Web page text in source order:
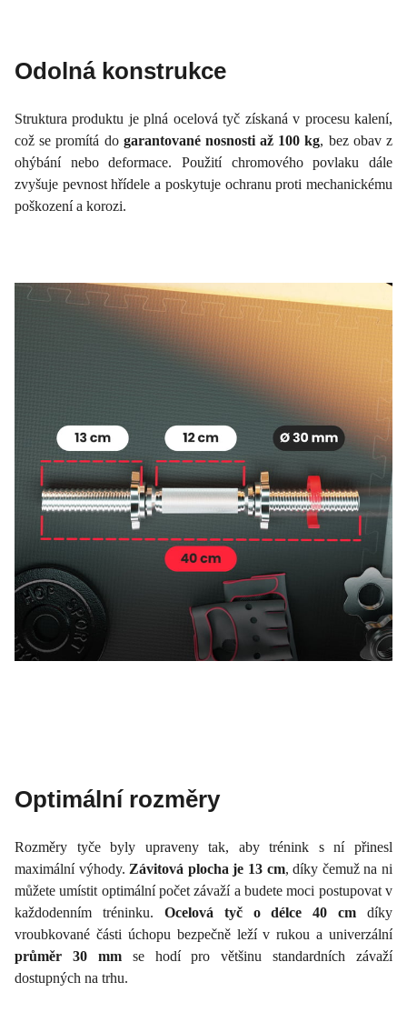
Odolná konstrukce
Struktura produktu je plná ocelová tyč získaná v procesu kalení,
což se promítá dogarantované nosnosti až 100 kg, bez obav z
ohýbání nebo deformace. Použití chromového povlaku dále
zvyšuje pevnost hřídele a poskytuje ochranu proti mechanickému
poškození a korozi.
Optimální rozměry
Rozměry tyče byly upraveny tak, aby trénink s ní přinesl
maximální výhody. Závitová plocha je 13 cm, díky čemuž na ni
můžete umístit optimální počet závaží a budete moci postupovat v
každodenním tréninku. Ocelová tyč o délce 40 cm díky
vroubkované části úchopu bezpečně leží v rukou a univerzální
průměr 30 mmse hodí pro většinu standardních závaží
dostupných na trhu.